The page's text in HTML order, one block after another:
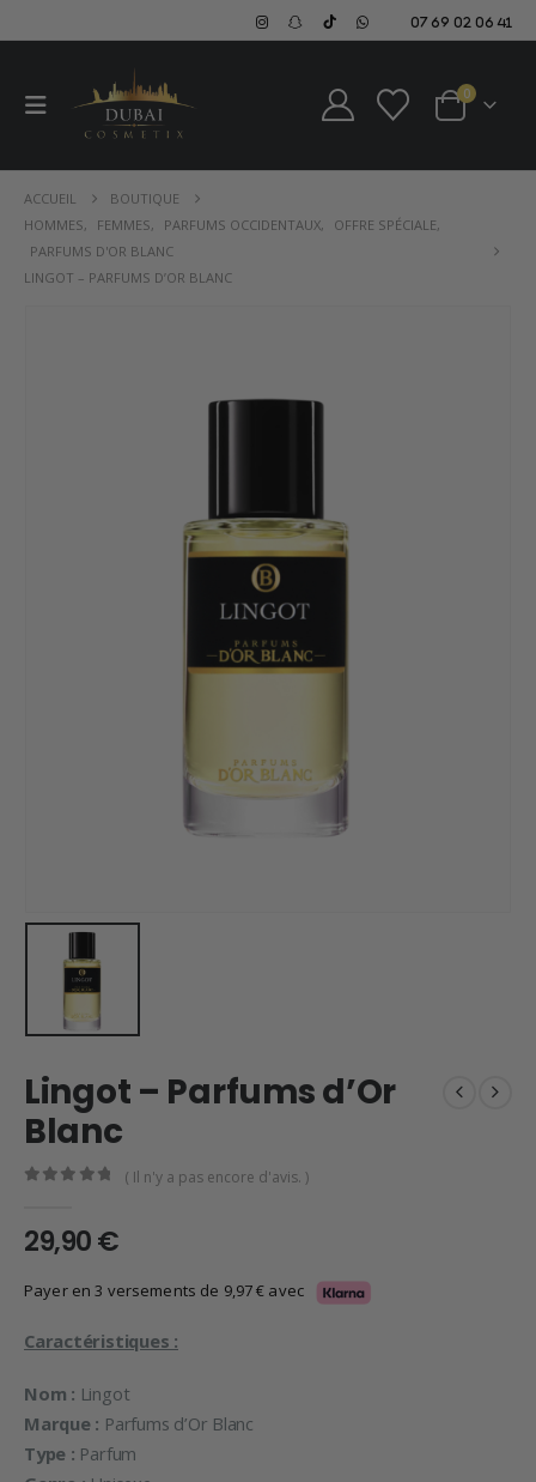
07 69 02 06 41
0
ACCUEIL
BOUTIQUE
HOMMES, FEMMES, PARFUMS OCCIDENTAUX, OFFRE SPÉCIALE,
PARFUMS D'OR BLANC
LINGOT – PARFUMS D’OR BLANC
Lingot – Parfums d’Or
Blanc
( Il n'y a pas encore d'avis. )
29,90€
Payer en 3 versements de 9,97€ avec
Caractéristiques :
Nom : Lingot
Marque : Parfums d’Or Blanc
Type : Parfum